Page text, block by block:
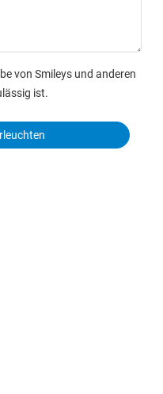
von Smileys und anderen
ist.